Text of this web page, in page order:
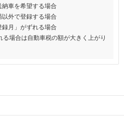
車を希望する場合
外で登録する場合
月」がずれる場合
る場合は自動車税の額が大きく上がり